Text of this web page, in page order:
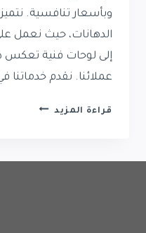
وبأسعار تنافسية.
الدهانات، حيث نعمل
إلى لوحات فنية تعكس
عملائنا. نقدم خدماتنا
قراءة المزيد معلم